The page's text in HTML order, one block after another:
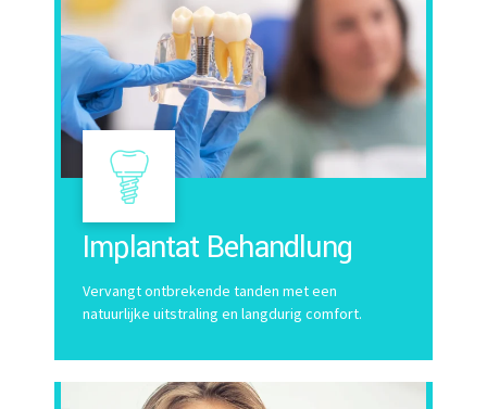
Implantat Behandlung
Vervangt ontbrekende tanden met een
natuurlijke uitstraling en langdurig comfort.